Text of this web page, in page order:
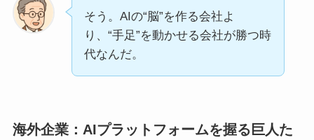
そう。AIの“脳”を作る会社よ
り、“手足”を動かせる会社が勝つ時
代なんだ。
海外企業：AIプラットフォームを握る巨人た